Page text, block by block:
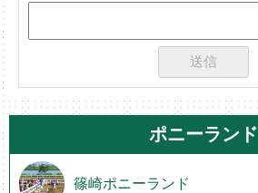
ポニーランド
篠崎ポニーランド